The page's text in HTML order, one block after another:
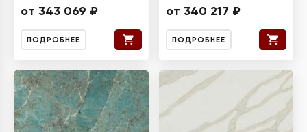
от 343 069 ₽
ПОДРОБНЕЕ
от 340 217 ₽
ПОДРОБНЕЕ